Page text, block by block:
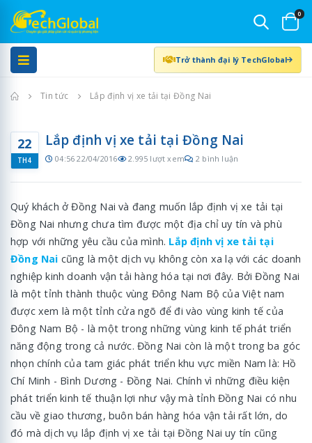
0
Trở thành đại lý TechGlobal
Trang chủ
Tin tức Lắp định vị xe tải tại Đồng Nai
22
TH4
Lắp định vị xe tải tại Đồng Nai
04:56 22/04/2016 2.995 lượt xem 2 bình luận
Quý khách ở Đồng Nai và đang muốn lắp định vị xe tải tại
Đồng Nai nhưng chưa tìm được một địa chỉ uy tín và phù
hợp với những yêu cầu của mình. Lắp định vị xe tải tại
Đồng Nai cũng là một dịch vụ không còn xa lạ với các doanh
nghiệp kinh doanh vận tải hàng hóa tại nơi đây. Bởi Đồng Nai
là một tỉnh thành thuộc vùng Đông Nam Bộ của Việt nam
được xem là một tỉnh cửa ngõ để đi vào vùng kinh tế của
Đông Nam Bộ - là một trong những vùng kinh tế phát triển
năng động trong cả nước. Đồng Nai còn là một trong ba góc
nhọn chính của tam giác phát triển khu vực miền Nam là: Hồ
Chí Minh - Bình Dương - Đồng Nai. Chính vì những điều kiện
phát triển kinh tế thuận lợi như vậy mà tỉnh Đồng Nai có nhu
cầu về giao thương, buôn bán hàng hóa vận tải rất lớn, do
đó mà dịch vụ lắp định vị xe tải tại Đồng Nai uy tín cũng